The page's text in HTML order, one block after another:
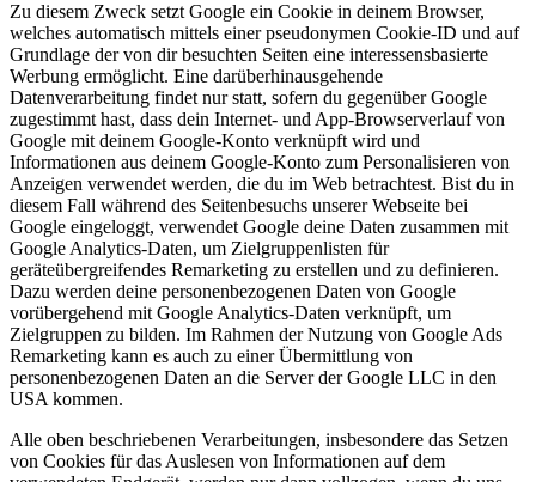
Zu diesem Zweck setzt Google ein Cookie in deinem Browser,
welches automatisch mittels einer pseudonymen Cookie-ID und auf
Grundlage der von dir besuchten Seiten eine interessensbasierte
Werbung ermöglicht. Eine darüberhinausgehende
Datenverarbeitung findet nur statt, sofern du gegenüber Google
zugestimmt hast, dass dein Internet- und App-Browserverlauf von
Google mit deinem Google-Konto verknüpft wird und
Informationen aus deinem Google-Konto zum Personalisieren von
Anzeigen verwendet werden, die du im Web betrachtest. Bist du in
diesem Fall während des Seitenbesuchs unserer Webseite bei
Google eingeloggt, verwendet Google deine Daten zusammen mit
Google Analytics-Daten, um Zielgruppenlisten für
geräteübergreifendes Remarketing zu erstellen und zu definieren.
Dazu werden deine personenbezogenen Daten von Google
vorübergehend mit Google Analytics-Daten verknüpft, um
Zielgruppen zu bilden. Im Rahmen der Nutzung von Google Ads
Remarketing kann es auch zu einer Übermittlung von
personenbezogenen Daten an die Server der Google LLC in den
USA kommen.
Alle oben beschriebenen Verarbeitungen, insbesondere das Setzen
von Cookies für das Auslesen von Informationen auf dem